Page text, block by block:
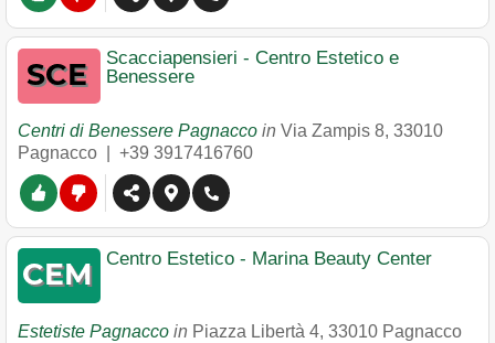
Scacciapensieri - Centro Estetico e
Benessere
Centri di Benessere Pagnacco in Via Zampis 8, 33010
Pagnacco
+39 3917416760
Centro Estetico - Marina Beauty Center
Estetiste Pagnacco in Piazza Libertà 4, 33010 Pagnacco